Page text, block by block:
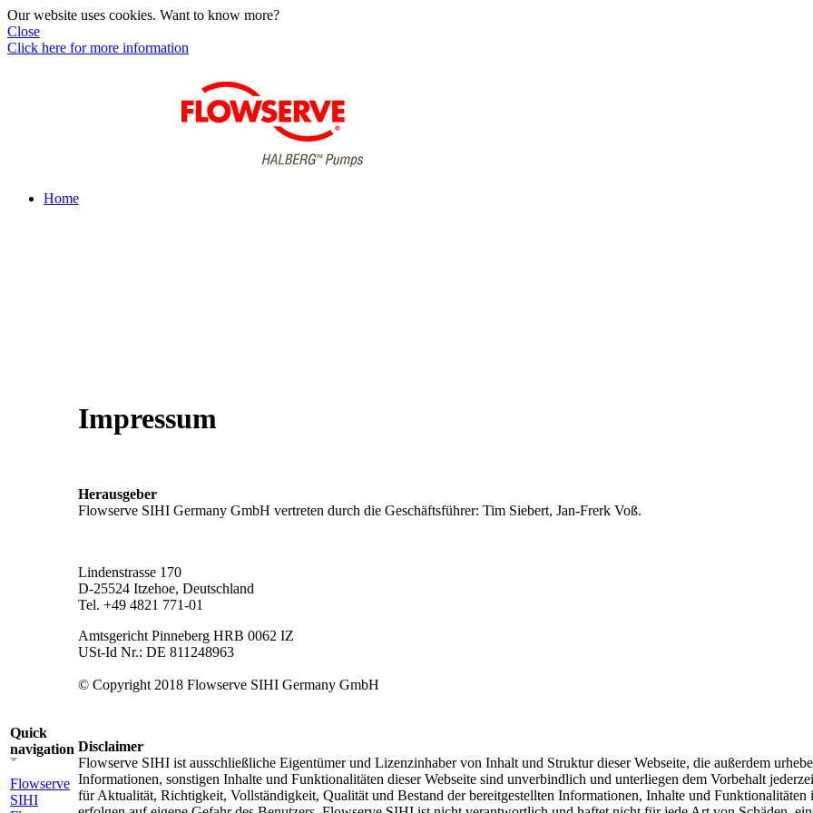
Our website uses cookies. Want to know more?
Close
Click here for more information
Home
Quick
navigation
Flowserve
SIHI
Impressum
Herausgeber
Flowserve SIHI Germany GmbH vertreten durch die Geschäftsführer: Tim Siebert, Jan-Frerk Voß.
Lindenstrasse 170
D-25524 Itzehoe, Deutschland
Tel. +49 4821 771-01
Amtsgericht Pinneberg HRB 0062 IZ
USt-Id Nr.: DE 811248963
© Copyright 2018 Flowserve SIHI Germany GmbH
Disclaimer
Flowserve SIHI ist ausschließliche Eigentümer und Lizenzinhaber von Inhalt und Struktur dieser Webseite, die außerdem
Informationen, sonstigen Inhalte und Funktionalitäten dieser Webseite sind unverbindlich und unterliegen dem Vorbehalt
für Aktualität, Richtigkeit, Vollständigkeit, Qualität und Bestand der bereitgestellten Informationen, Inhalte und Funktionalitäten